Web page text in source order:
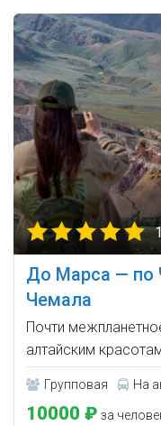
До Марса — по
Чемала
Почти
алтайским
Групповая На
10000 ₽ за